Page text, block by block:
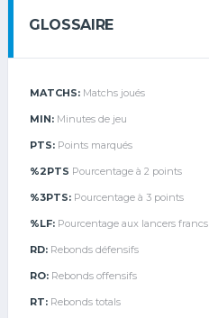
GLOSSAIRE
MATCHS: Matchs joués
MIN: Minutes de jeu
PTS: Points marqués
%2PTS Pourcentage à 2 points
%3PTS: Pourcentage à 3 points
%LF: Pourcentage aux lancers francs
RD: Rebonds défensifs
RO: Rebonds offensifs
RT: Rebonds totals